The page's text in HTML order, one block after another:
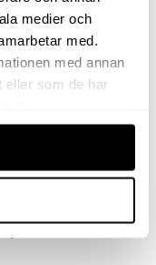
medier och
med.
med annan
eller som de har